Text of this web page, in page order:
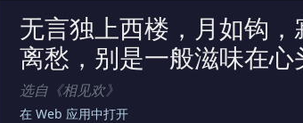
无言独上西楼，月如钩
离愁，别是一般滋味在心
选自《相见欢》
在 Web 应用中打开